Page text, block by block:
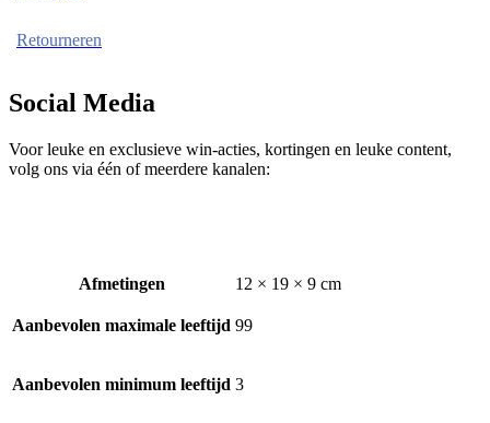
Retourneren
Social Media
Voor leuke en exclusieve win-acties, kortingen en leuke content,
volg ons via één of meerdere kanalen:
Afmetingen 12 × 19 × 9 cm
Aanbevolen maximale leeftijd 99
Aanbevolen minimum leeftijd 3